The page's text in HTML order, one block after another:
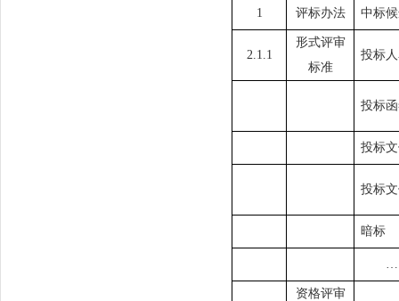
1 评标办法 中标
2.1.1
形式评审
标准
投标
投标
投标
投标
暗标
资格评审